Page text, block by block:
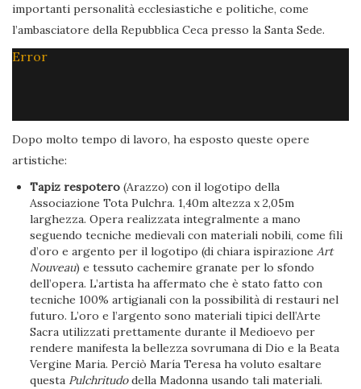
importanti personalità ecclesiastiche e politiche, come
l’ambasciatore della Repubblica Ceca presso la Santa Sede.
Error
Dopo molto tempo di lavoro, ha esposto queste opere
artistiche:
Tapiz respotero (Arazzo) con il logotipo della
Associazione Tota Pulchra. 1,40m altezza x 2,05m
larghezza. Opera realizzata integralmente a mano
seguendo tecniche medievali con materiali nobili, come fili
d’oro e argento per il logotipo (di chiara ispirazioneArt
Nouveau) e tessuto cachemire granate per lo sfondo
dell’opera. L’artista ha affermato che è stato fatto con
tecniche 100% artigianali con la possibilità di restauri nel
futuro. L’oro e l’argento sono materiali tipici dell’Arte
Sacra utilizzati prettamente durante il Medioevo per
rendere manifesta la bellezza sovrumana di Dio e la Beata
Vergine Maria. Perciò María Teresa ha voluto esaltare
questa Pulchritudodella Madonna usando tali materiali.